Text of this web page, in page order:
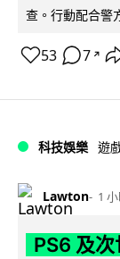
查。行動配合警
53 7 ↗
科技娛樂 遊
Lawton 1
PS6 及